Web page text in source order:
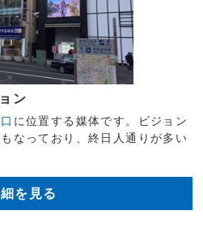
ン
に位置する媒体です。ビジョン
なっており、終日人通りが多い
を見る